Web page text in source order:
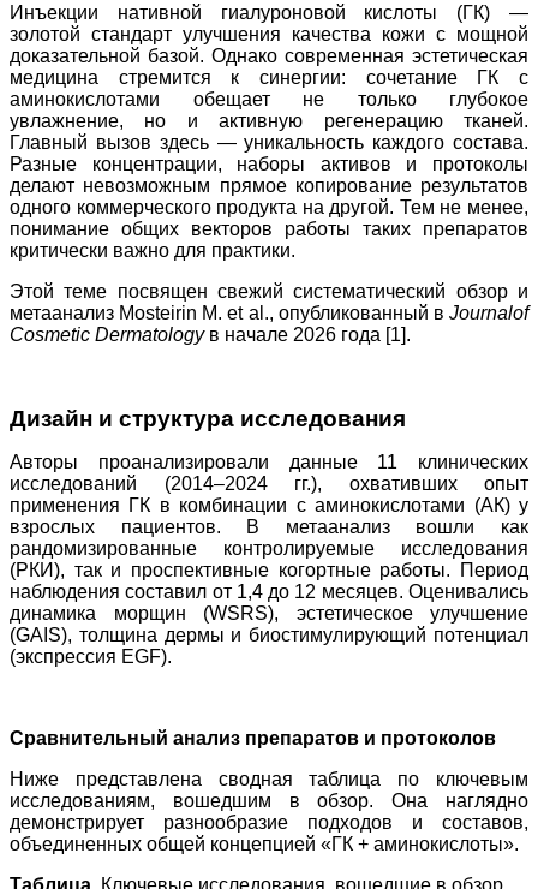
Инъекции нативной гиалуроновой кислоты (ГК) —
золотой стандарт улучшения качества кожи с мощной
доказательной базой. Однако современная эстетическая
медицина стремится к синергии: сочетание ГК с
аминокислотами обещает не только глубокое
увлажнение, но и активную регенерацию тканей.
Главный вызов здесь — уникальность каждого состава.
Разные концентрации, наборы активов и протоколы
делают невозможным прямое копирование результатов
одного коммерческого продукта на другой. Тем не менее,
понимание общих векторов работы таких препаратов
критически важно для практики.
Этой теме посвящен свежий систематический обзор и
метаанализ Mosteirin M. et al., опубликованный в Journalof
Cosmetic Dermatologyв начале 2026 года [1].
Дизайн и структура исследования
Авторы проанализировали данные 11 клинических
исследований (2014–2024 гг.), охвативших опыт
применения ГК в комбинации с аминокислотами (АК) у
взрослых пациентов. В метаанализ вошли как
рандомизированные контролируемые исследования
(РКИ), так и проспективные когортные работы. Период
наблюдения составил от 1,4 до 12 месяцев. Оценивались
динамика морщин (WSRS), эстетическое улучшение
(GAIS), толщина дермы и биостимулирующий потенциал
(экспрессия EGF).
Сравнительный анализ препаратов и протоколов
Ниже представлена сводная таблица по ключевым
исследованиям, вошедшим в обзор. Она наглядно
демонстрирует разнообразие подходов и составов,
объединенных общей концепцией «ГК + аминокислоты».
Таблица. Ключевые исследования, вошедшие в обзор